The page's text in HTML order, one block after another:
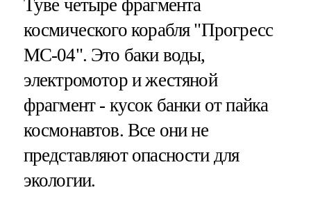
Туве четыре фрагмента
космического корабля "Прогресс
МС-04". Это баки воды,
электромотор и жестяной
фрагмент - кусок банки от пайка
космонавтов. Все они не
представляют опасности для
экологии.